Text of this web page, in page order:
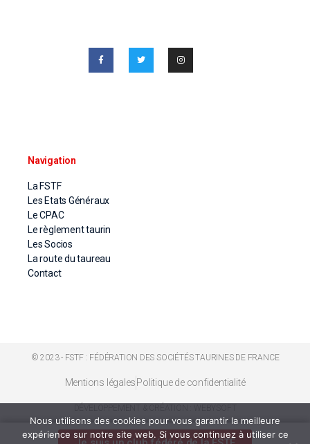
Navigation
La FSTF
Les Etats Généraux
Le CPAC
Le règlement taurin
Les Socios
La route du taureau
Contact
© 2023 - FSTF : FÉDÉRATION DES SOCIÉTÉS TAURINES DE FRANCE
Mentions légales Politique de confidentialité
Nous utilisons des cookies pour vous garantir la meilleure
expérience sur notre site web. Si vous continuez à utiliser ce